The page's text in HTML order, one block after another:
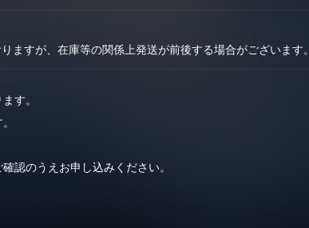
ますが、在庫等の関係上発送が前後する場合がございます。
す。
認のうえお申し込みください。